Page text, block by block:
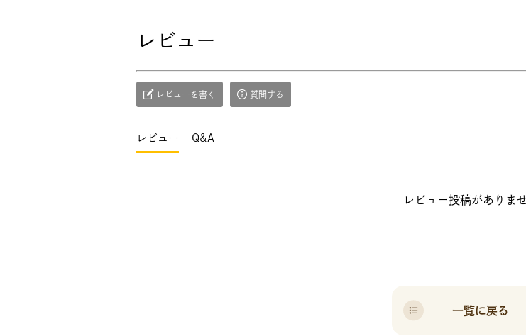
レビュー
レビューを書く 質問する
レビュー Q&A
レビュー投稿がありませ
一覧に戻る